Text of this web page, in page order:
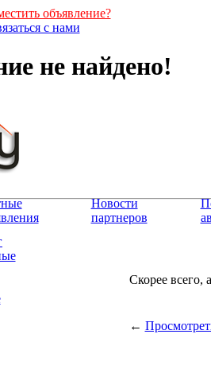
объявление?
с нами
не найдено!
Новости
партнеров
Скорее всего,
←